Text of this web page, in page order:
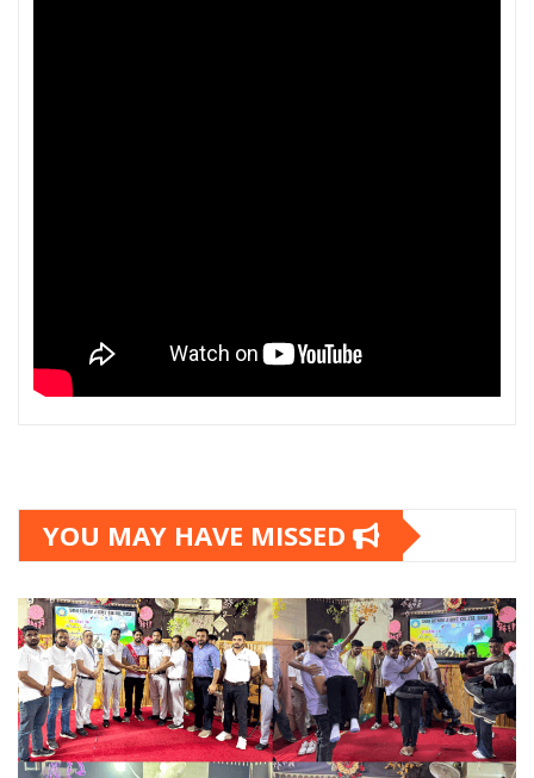
YOU MAY HAVE MISSED